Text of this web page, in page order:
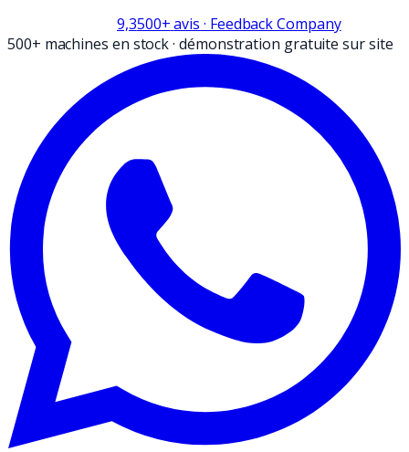
9,3500+avis · Feedback Company
500+ machines en stock·démonstration gratuite sur site